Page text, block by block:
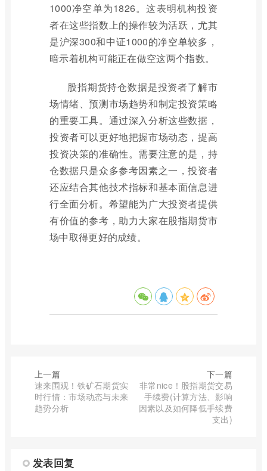
1000净空单为1826。这表明机构投资
者在这些指数上的操作较为活跃，尤其
是沪深300和中证1000的净空单较多，
暗示着机构可能正在做空这两个指数。
股指期货持仓数据是投资者了解市
场情绪、预测市场趋势和制定投资策略
的重要工具。通过深入分析这些数据，
投资者可以更好地把握市场动态，提高
投资决策的准确性。需要注意的是，持
仓数据只是众多参考因素之一，投资者
还应结合其他技术指标和基本面信息进
行全面分析。希望能为广大投资者提供
有价值的参考，助力大家在股指期货市
场中取得更好的成绩。
上一篇
速来围观！铁矿石期货实
时行情：市场动态与未来
趋势分析
下一篇
非常nice！股指期货交易
手续费(计算方法、影响
因素以及如何降低手续费
支出)
发表回复